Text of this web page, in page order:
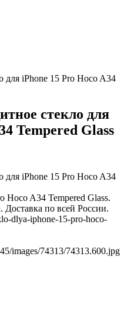
iPhone 15 Pro Hoco A34
стекло для
Tempered Glass
iPhone 15 Pro Hoco A34
Hoco A34 Tempered Glass.
по всей России.
dlya-iphone-15-pro-hoco-
images/74313/74313.600.jpg